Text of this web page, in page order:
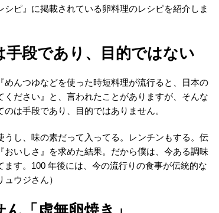
ピ』に掲載されている卵料理のレシピを紹介しま
段であり、目的ではない
めんつゆなどを使った時短料理が流行ると、日本の
ださい』と、言われたことがありますが、そんな
は手段であり、目的ではありません。
し、味の素だって入ってる。レンチンもする。伝
いしさ』を求めた結果。だから僕は、今ある調味
す。100 年後には、今の流行りの食事が伝統的な
ウジさん）